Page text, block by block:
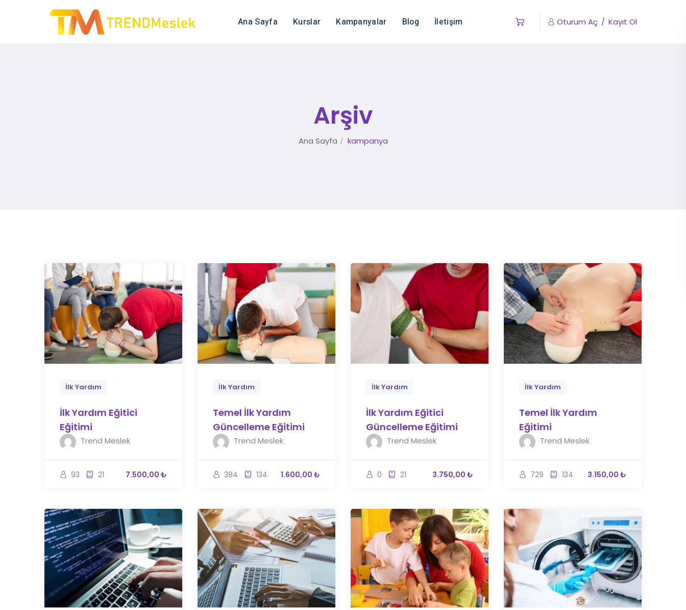
Ana Sayfa Kurslar Kampanyalar Blog İletişim Oturum Aç / Kayıt Ol
Arşiv
Ana Sayfa kampanya
İlk Yardım
İlk Yardım Eğitici
Eğitimi
Trend Meslek
93 21 7.500,00 ₺
İlk Yardım
Temel İlk Yardım
Güncelleme Eğitimi
Trend Meslek
384 134 1.600,00 ₺
İlk Yardım
İlk Yardım Eğitici
Güncelleme Eğitimi
Trend Meslek
0 21 3.750,00 ₺
İlk Yardım
Temel İlk Yardım
Eğitimi
Trend Meslek
729 134 3.150,00 ₺